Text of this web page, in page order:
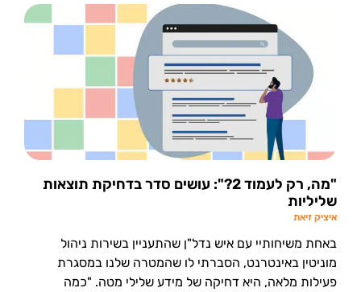
"מה, רק לעמוד 2?": עושים סדר בדחיקת תוצאות
שליליות
איציק זיאת
באחת משיחותיי עם איש נדל"ן שהתעניין בשירות ניהול
מוניטין באינטרנט, הסברתי לו שהמטרה שלנו במסגרת
פעילות מלאה, היא דחיקה של מידע שלילי מטה. "כמה